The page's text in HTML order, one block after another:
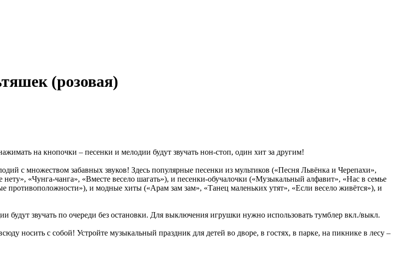
(розовая)
на кнопочки – песенки и мелодии будут звучать нон-стоп, один хит за другим!
с множеством забавных звуков! Здесь популярные песенки из мультиков («Песня Львёнка и Черепахи»,
«Чунга-чанга», «Вместе весело шагать»), и песенки-обучалочки («Музыкальный алфавит», «Нас в семье
противоположности»), и модные хиты («Арам зам зам», «Танец маленьких утят», «Если весело живётся»), и
звучать по очереди без остановки. Для выключения игрушки нужно использовать тумблер вкл./выкл.
носить с собой! Устройте музыкальный праздник для детей во дворе, в гостях, в парке, на пикнике в лесу –